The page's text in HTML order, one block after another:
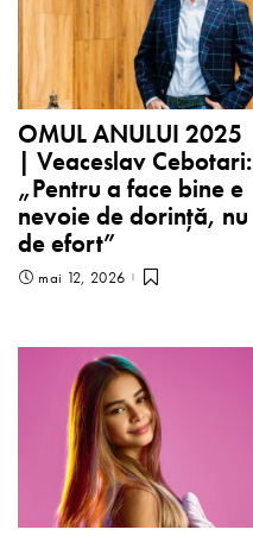
OMUL ANULUI 2025
| Veaceslav Cebotari:
„Pentru a face bine e
nevoie de dorință, nu
de efort”
mai 12, 2026